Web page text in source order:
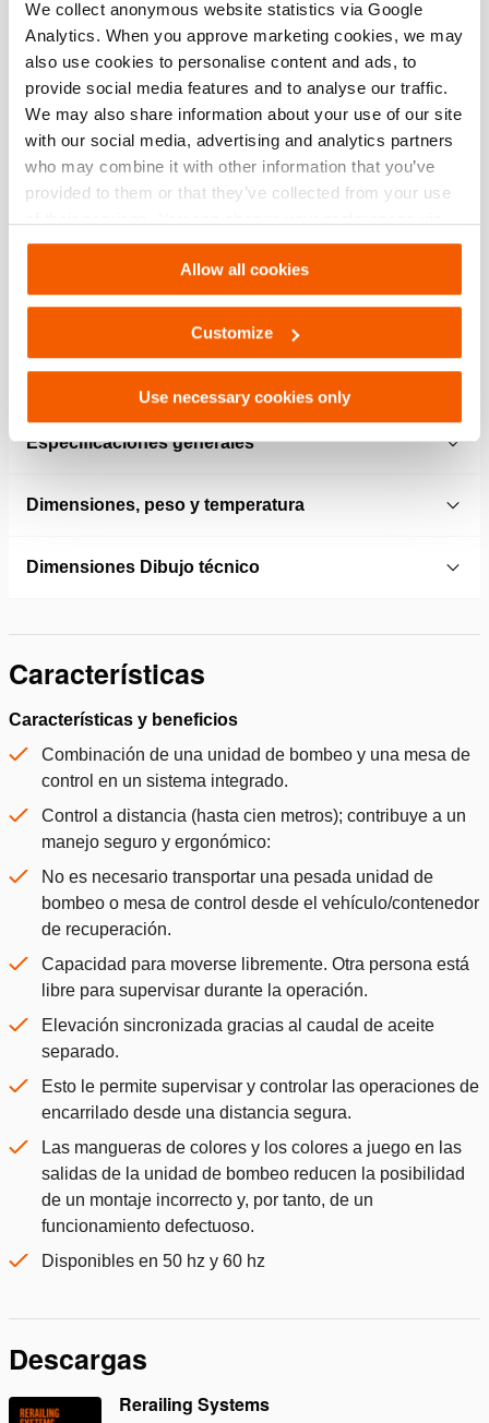
We collect anonymous website statistics via Google
Analytics. When you approve marketing cookies, we may
also use cookies to personalise content and ads, to
provide social media features and to analyse our traffic.
We may also share information about your use of our site
with our social media, advertising and analytics partners
who may combine it with other information that you’ve
provided to them or that they’ve collected from your use
Settings. See ourcookiestatement.
Allow all cookies
Customize
Use necessary cookies only
Presupuesto
Detalles
Número de artículo 101.002.804
presión máxima de trabajo 550 / 55 (bar/MPa)
Especificaciones generales
Dimensiones, peso y temperatura
Dimensiones Dibujo técnico
Características
Características y beneficios
Combinación de una unidad de bombeo y una mesa de
control en un sistema integrado.
Control a distancia (hasta cien metros); contribuye a un
manejo seguro y ergonómico:
No es necesario transportar una pesada unidad de
bombeo o mesa de control desde el vehículo/contenedor
de recuperación.
Capacidad para moverse libremente. Otra persona está
libre para supervisar durante la operación.
Elevación sincronizada gracias al caudal de aceite
separado.
Esto le permite supervisar y controlar las operaciones de
encarrilado desde una distancia segura.
Las mangueras de colores y los colores a juego en las
salidas de la unidad de bombeo reducen la posibilidad
de un montaje incorrecto y, por tanto, de un
funcionamiento defectuoso.
Disponibles en 50 hz y 60 hz
Descargas
Rerailing Systems